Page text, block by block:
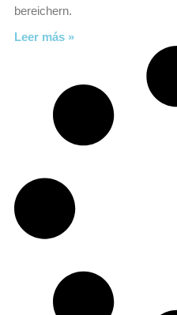
bereichern.
Leer más »